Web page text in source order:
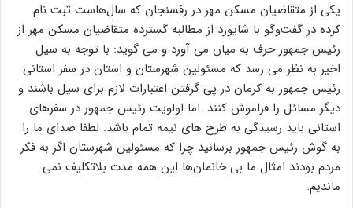
یکی از متقاضیان مسکن مهر در رفسنجان که سال‌هاست ثبت نام
کرده در گفت‌وگو با شایورد از مطالبه گسترده متقاضیان مسکن مهر از
رئیس جمهور حرف به میان می آورد و می گوید: با توجه به سیل
اخیر به نظر می‌ رسد که مسئولین شهرستان و استان در سفر استانی
رئیس جمهور به کرمان در پی گرفتن اعتبارات لازم برای سیل باشند و
دیگر مسائل را فراموش کنند. اما اولویت رئیس جمهور در سفرهای
استانی باید رسیدگی به طرح های نیمه تمام باشد. لطفا صدای ما را
به گوش رئیس جمهور برسانید چرا که مسئولین شهرستان اگر به فکر
مردم بودند امثال ما بی خانمان‌ها این همه مدت بلاتکلیف نمی
ماندیم.